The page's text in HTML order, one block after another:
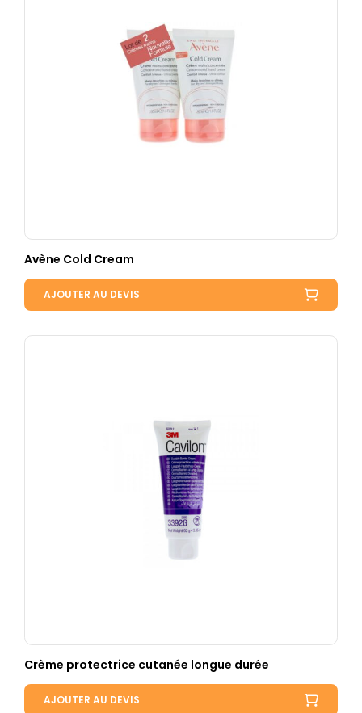
Avène Cold Cream
AJOUTER AU DEVIS
Crème protectrice cutanée longue durée
AJOUTER AU DEVIS